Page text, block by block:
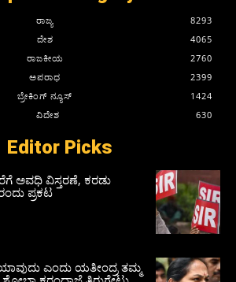
ರಾಜ್ಯ
8293
ದೇಶ
4065
ರಾಜಕೀಯ
2760
ಅಪರಾಧ
2399
ಬ್ರೇಕಿಂಗ್ ನ್ಯೂಸ್
1424
ವಿದೇಶ
630
Editor Picks
ಅವಧಿ ವಿಸ್ತರಣೆ, ಕರಡು
ಪ್ರಕಟ
ಎಂದು ಯತೀಂದ್ರ ತಮ್ಮ